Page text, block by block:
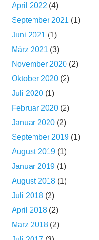
April 2022 (4)
September 2021 (1)
Juni 2021 (1)
März 2021 (3)
November 2020 (2)
Oktober 2020 (2)
Juli 2020 (1)
Februar 2020 (2)
Januar 2020 (2)
September 2019 (1)
August 2019 (1)
Januar 2019 (1)
August 2018 (1)
Juli 2018 (2)
April 2018 (2)
März 2018 (2)